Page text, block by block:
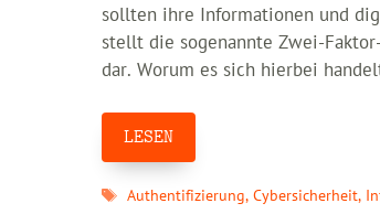
sollten ihre Informationen und
stellt die sogenannte Zwei-
dar. Worum es sich hierbei
LESEN
Schlagwörter
Authentifizierung,Cybersicherheit,